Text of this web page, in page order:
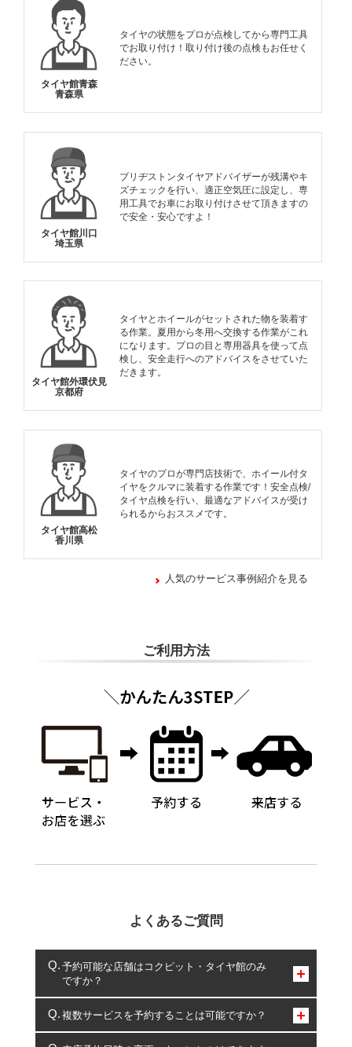
タイヤ館青森
青森県
タイヤの状態をプロが点検してから専門工具
でお取り付け！取り付け後の点検もお任せく
ださい。
タイヤ館川口
埼玉県
ブリヂストンタイヤアドバイザーが残溝やキ
ズチェックを行い、適正空気圧に設定し、専
用工具でお車にお取り付けさせて頂きますの
で安全・安心ですよ！
タイヤ館外環伏見
京都府
タイヤとホイールがセットされた物を装着す
る作業。夏用から冬用へ交換する作業がこれ
になります。プロの目と専用器具を使って点
検し、安全走行へのアドバイスをさせていた
だきます。
タイヤ館高松
香川県
タイヤのプロが専門店技術で、ホイール付タ
イヤをクルマに装着する作業です！安全点検/
タイヤ点検を行い、最適なアドバイスが受け
られるからおススメです。
人気のサービス事例紹介を見る
ご利用方法
よくあるご質問
予約可能な店舗はコクピット・タイヤ館のみ
ですか？
コクピット・タイヤ館のみとなります。
複数サービスを予約することは可能ですか？